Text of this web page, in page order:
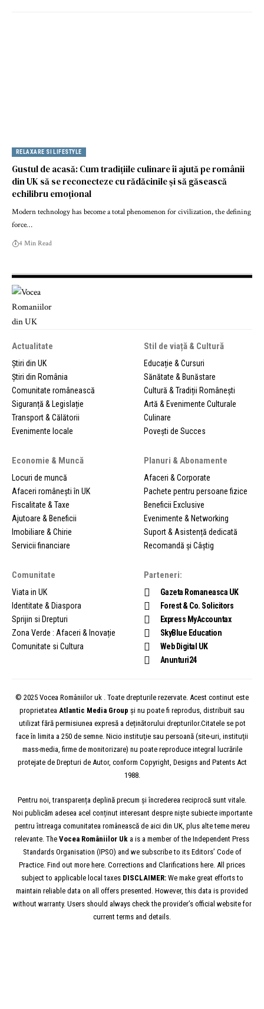
RELAXARE SI LIFESTYLE
Gustul de acasă: Cum tradițiile culinare îi ajută pe românii
din UK să se reconecteze cu rădăcinile și să găsească
echilibru emoțional
Modern technology has become a total phenomenon for civilization, the defining
force…
4 Min Read
Actualitate
Știri din UK
Știri din România
Comunitate românească
Siguranță & Legislație
Transport & Călătorii
Evenimente locale
Stil de viață & Cultură
Educație & Cursuri
Sănătate & Bunăstare
Cultură & Tradiții Românești
Artă & Evenimente Culturale
Culinare
Povești de Succes
Economie & Muncă
Locuri de muncă
Afaceri românești în UK
Fiscalitate & Taxe
Ajutoare & Beneficii
Imobiliare & Chirie
Servicii financiare
Planuri & Abonamente
Afaceri & Corporate
Pachete pentru persoane fizice
Beneficii Exclusive
Evenimente & Networking
Suport & Asistență dedicată
Recomandă și Câștig
Comunitate
Viata in UK
Identitate & Diaspora
Sprijin si Drepturi
Zona Verde : Afaceri & Inovație
Comunitate si Cultura
Parteneri:
Gazeta Romaneasca UK
Forest & Co. Solicitors
Express MyAccountax
SkyBlue Education
Web Digital UK
Anunturi24
© 2025 Vocea Româniilor uk . Toate drepturile rezervate. Acest continut este
proprietatea Atlantic Media Group și nu poate fi reprodus, distribuit sau
utilizat fără permisiunea expresă a deținătorului drepturilor.Citatele se pot
face în limita a 250 de semne. Nicio instituţie sau persoană (site-uri, instituţii
mass-media, firme de monitorizare) nu poate reproduce integral lucrările
protejate de Drepturi de Autor, conform Copyright, Designs and Patents Act
1988.
Pentru noi, transparența deplină precum și încrederea reciprocă sunt vitale.
Noi publicăm adesea acel conținut interesant despre niște subiecte importante
pentru întreaga comunitatea românească de aici din UK, plus alte teme mereu
relevante. The Vocea Româniilor Uk a is a member of the Independent Press
Standards Organisation (IPSO) and we subscribe to its Editors’ Code of
Practice. Find out more here. Corrections and Clarifications here. All prices
subject to applicable local taxes DISCLAIMER: We make great efforts to
maintain reliable data on all offers presented. However, this data is provided
without warranty. Users should always check the provider’s official website for
current terms and details.